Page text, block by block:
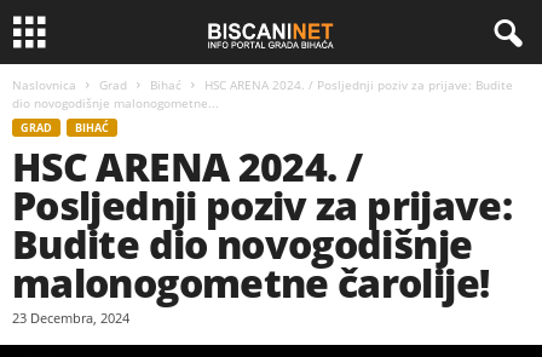
Naslovnica Grad Bihać
HSC ARENA 2024. / Posljednji poziv za prijave: Budite
dio novogodišnje malonogometne...
GRAD BIHAĆ
HSC ARENA 2024. /
Posljednji poziv za prijave:
Budite dio novogodišnje
malonogometne čarolije!
23 Decembra, 2024